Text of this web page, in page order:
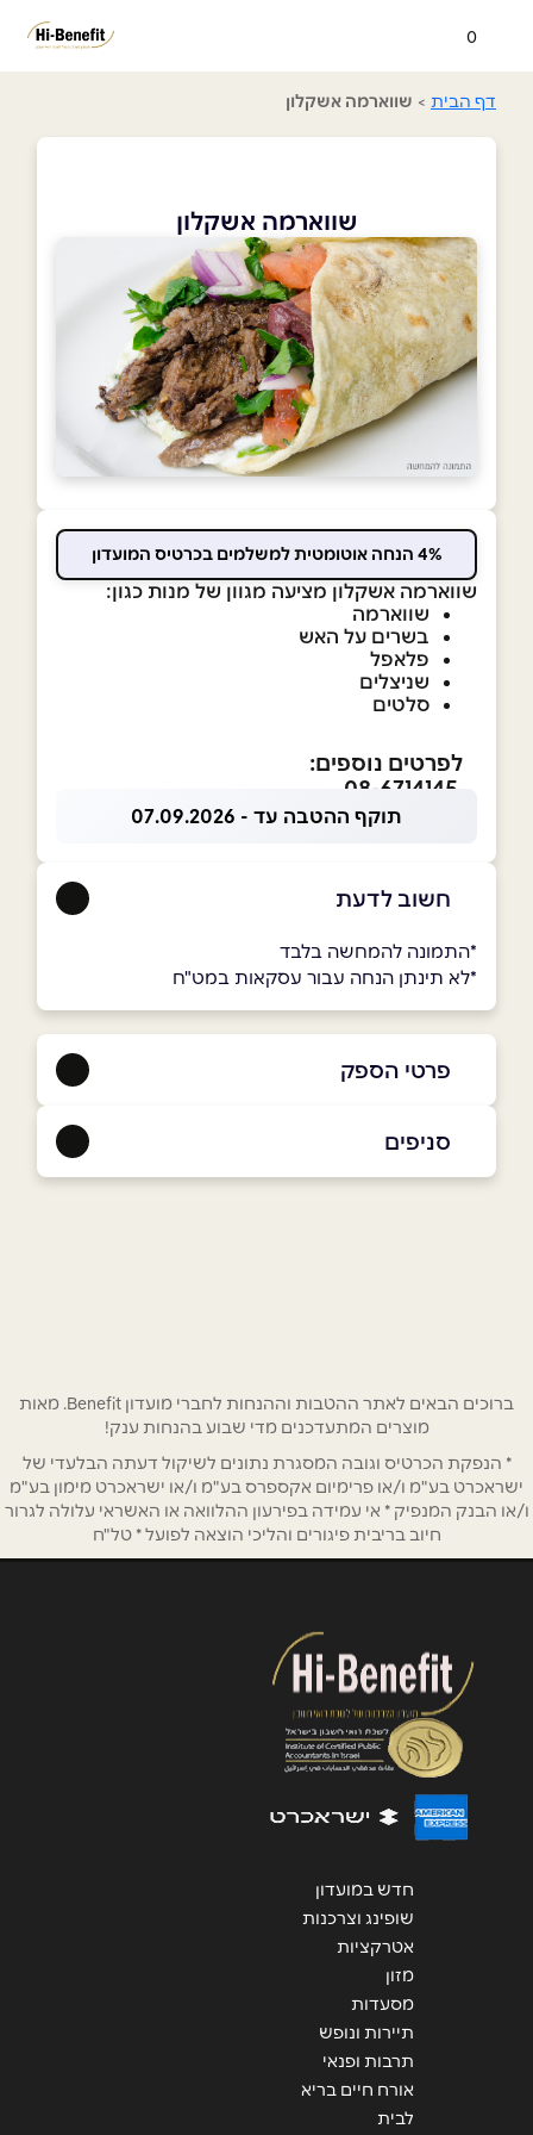
0
דף הבית > שווארמה אשקלון
שווארמה אשקלון
4% הנחה אוטומטית למשלמים בכרטיס המועדון
שווארמה אשקלון מציעה מגוון של מנות כגון:
שווארמה
בשרים על האש
פלאפל
שניצלים
סלטים
לפרטים נוספים:
תוקף ההטבה עד - 07.09.2026
חשוב לדעת
*התמונה להמחשה בלבד
*לא תינתן הנחה עבור עסקאות במט"ח
פרטי הספק
נושא*
אנא חזרו אלי בקשר ל...
הודעה*
שליחה
סניפים
ברוכים הבאים לאתר ההטבות וההנחות לחברי מועדון Benefit. מאות
מוצרים המתעדכנים מדי שבוע בהנחות ענק!
* הנפקת הכרטיס וגובה המסגרת נתונים לשיקול דעתה הבלעדי של
ישראכרט בע"מ ו/או פרימיום אקספרס בע"מ ו/או ישראכרט מימון בע"מ
ו/או הבנק המנפיק * אי עמידה בפירעון ההלוואה או האשראי עלולה לגרור
חיוב בריבית פיגורים והליכי הוצאה לפועל * טל"ח
חדש במועדון
שופינג וצרכנות
אטרקציות
מזון
מסעדות
תיירות ונופש
תרבות ופנאי
אורח חיים בריא
לבית